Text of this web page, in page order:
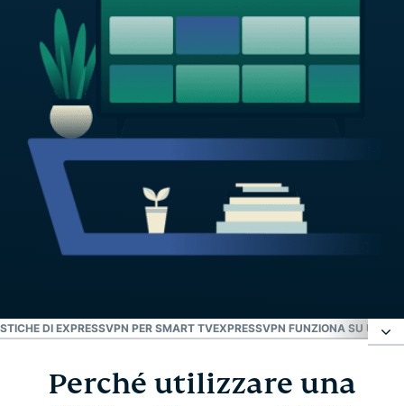
DI EXPRESSVPN PER SMART TVEXPRESSVPN FUNZIONA SU
Perché utilizzare una VPN sulla smart TV?
Perché utilizzare una